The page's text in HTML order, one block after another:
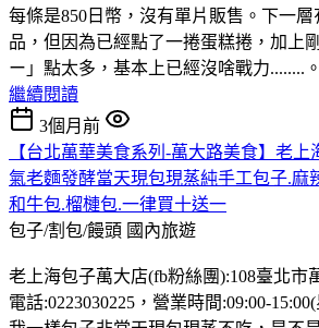
每條是850日幣，沒有單片販售。下一
品，但因為已經點了一捲蛋糕捲，加上
ー」點太多，基本上已經沒啥戰力........。
繼續閱讀
3個月前
【台北萬華美食系列-萬大路美食】老上
氣老麵發酵當天現包現蒸純手工包子.麻
和牛包.榴槤包.一律買十送一
包子/割包/饅頭 國內旅遊
老上海包子萬大店(fb粉絲團):108臺北市
電話:0223030225，營業時間:09:00-